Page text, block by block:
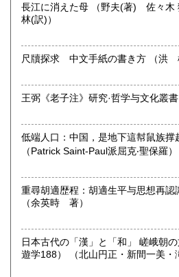
高知県
佐賀県 1,210円
宮崎県 鹿
沖縄県 1,650円
沿線名：福岡市営地下鉄箱崎線
最寄駅：呉服町駅下車、3番出口より
定休日：日曜・祝日・土曜日休業。
途お知らせします。
書籍の買取について
取り扱い分野
長江に消えた母 （野夫(著) 佐々木 猛(訳)木田 章義(訳)王小
林(訳)）
尺牘探求 中文手紙
低端人口：中国，是地下這幇鼠族撑
（Patrick Saint-Paul派屈克‧聖保羅）
重尋胡適歴程：胡適生平与思想再
（余英時 著）
日本古代の「漢」と「和」 嵯峨朝
遊学188） （北山円正・新間一美・滝川幸司・三木雅博・山